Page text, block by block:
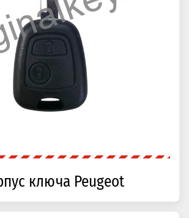
ключа Peugeot